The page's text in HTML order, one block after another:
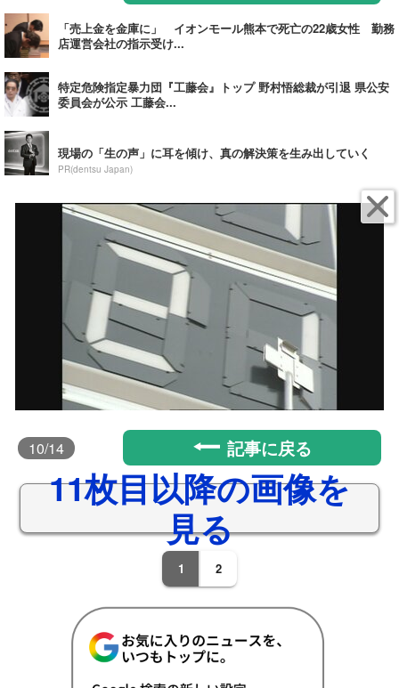
「売上金を金庫に」 イオンモール熊本で死亡の22歳女性 勤務
店運営会社の指示受け...
特定危険指定暴力団『工藤会』トップ 野村悟総裁が引退 県公安
委員会が公示 工藤会...
現場の「生の声」に耳を傾け、真の解決策を生み出していく
PR(dentsu Japan)
10/14 記事に戻る
11枚目以降の画像を
見る
1 2